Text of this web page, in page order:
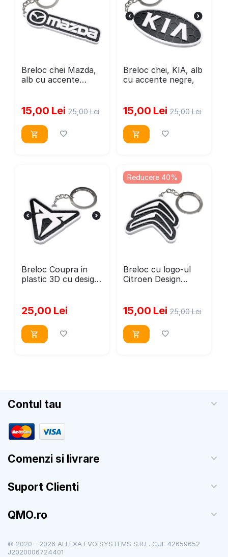
Breloc chei Mazda,
alb cu accente
15,00 Lei 25,00 Lei
Breloc chei, KIA, alb
cu accente negre,
15,00 Lei 25,00 Lei
Breloc Coupra in
plastic 3D cu design
durabil
25,00 Lei
Reducere 40%
Breloc cu logo-ul
Citroen Design
15,00 Lei 25,00 Lei
Contul tau
Comenzi si livrare
Suport Clienti
QMO.ro
© 2020 - 2026 ALLEXA EVO SYSTEMS S.R.L. CUI: 42659652
J2020006724401